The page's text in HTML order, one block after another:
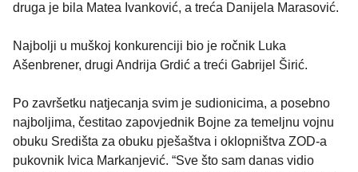
druga je bila Matea Ivanković, a treća Danijela Marasović.
Najbolji u muškoj konkurenciji bio je ročnik Luka
Ašenbrener, drugi Andrija Grdić a treći Gabrijel Širić.
Po završetku natjecanja svim je sudionicima, a posebno
najboljima, čestitao zapovjednik Bojne za temeljnu vojnu
obuku Središta za obuku pješaštva i oklopništva ZOD-a
pukovnik Ivica Markanjević. “Sve što sam danas vidio